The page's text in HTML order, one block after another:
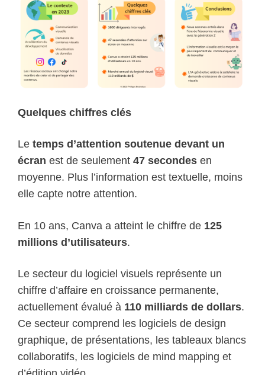
Quelques chiffres clés
Le temps d’attention soutenue devant un
écran est de seulement 47 secondes en
moyenne. Plus l’information est textuelle, moins
elle capte notre attention.
En 10 ans, Canva a atteint le chiffre de 125
millions d’utilisateurs.
Le secteur du logiciel visuels représente un
chiffre d’affaire en croissance permanente,
actuellement évalué à 110 milliards de dollars.
Ce secteur comprend les logiciels de design
graphique, de présentations, les tableaux blancs
collaboratifs, les logiciels de mind mapping et